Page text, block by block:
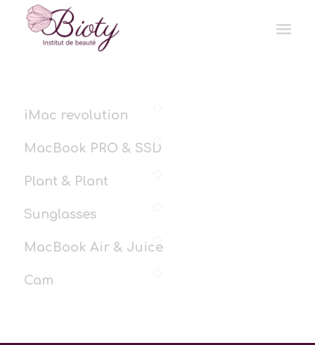
iMac revolution
MacBook PRO & SSD
Plant & Plant
Sunglasses
MacBook Air & Juice
Cam